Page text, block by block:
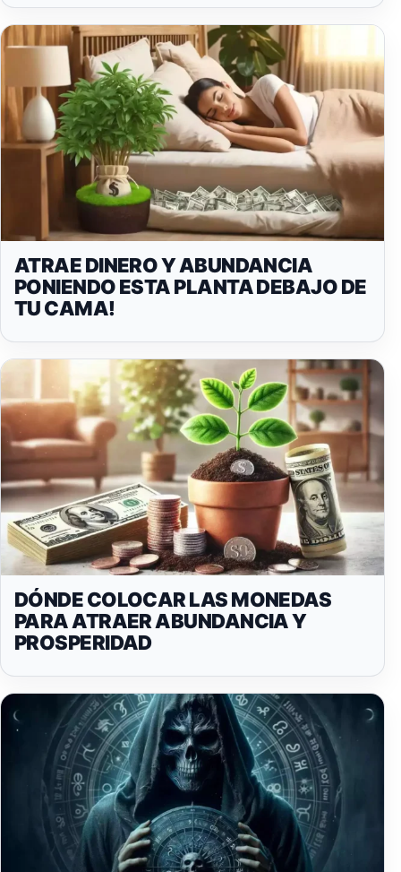
ATRAE DINERO Y ABUNDANCIA
PONIENDO ESTA PLANTA DEBAJO DE
TU CAMA!
DÓNDE COLOCAR LAS MONEDAS
PARA ATRAER ABUNDANCIA Y
PROSPERIDAD